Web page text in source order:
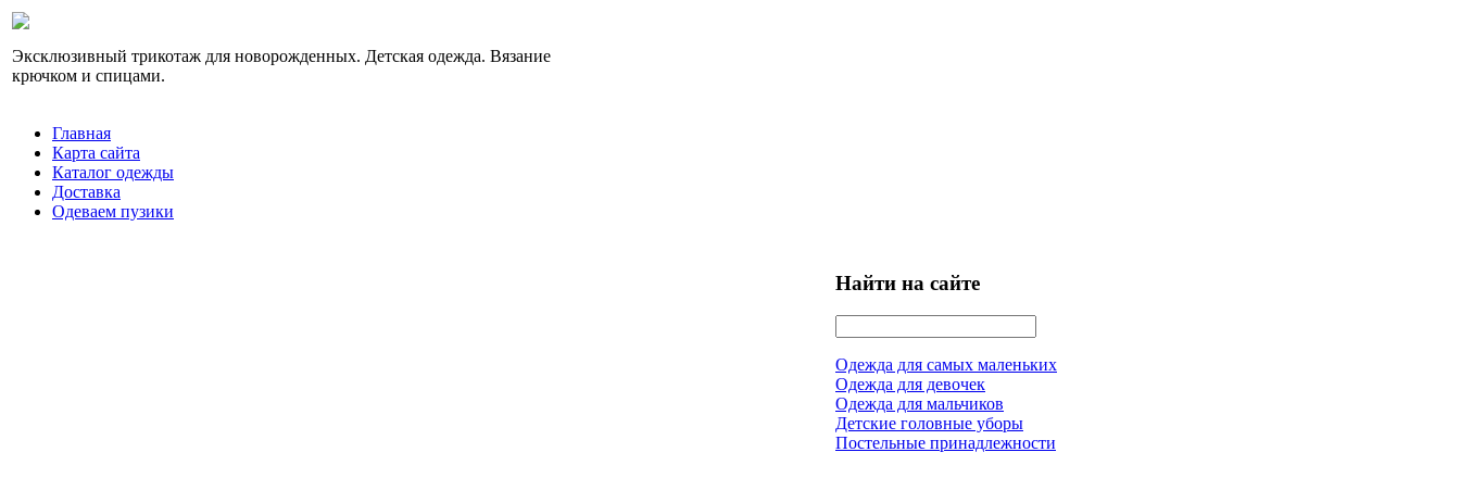
Эксклюзивный трикотаж для новорожденных. Детская одежда. Вязание
крючком и спицами.
Главная
Карта сайта
Каталог одежды
Доставка
Одеваем пузики
Найти на сайте
Одежда для самых маленьких
Одежда для девочек
Одежда для мальчиков
Детские головные уборы
Постельные принадлежности